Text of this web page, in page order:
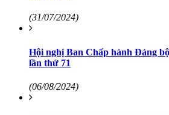
(31/07/2024)
Hội nghị Ban Chấp hành Đảng
lần thứ 71
(06/08/2024)